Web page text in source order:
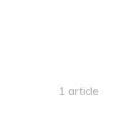
1 article